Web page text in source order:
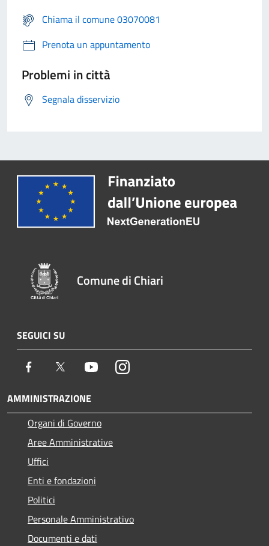
Chiama il comune 03070081
Prenota un appuntamento
Problemi in città
Segnala disservizio
Comune di Chiari
SEGUICI SU
Facebook Twitter YoutubeInstagram
AMMINISTRAZIONE
Organi di Governo
Aree Amministrative
Uffici
Enti e fondazioni
Politici
Personale Amministrativo
Documenti e dati